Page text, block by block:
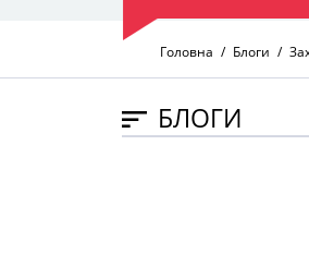
Головна Блоги
БЛОГИ